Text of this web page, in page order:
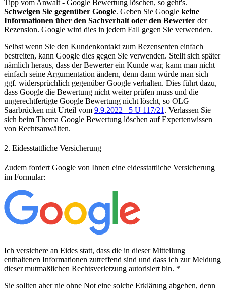
Tipp vom Anwalt - Google Bewertung löschen, so geht's.
Schweigen Sie gegenüber Google. Geben Sie Google keine
Informationen über den Sachverhalt oder den Bewerter der
Rezension. Google wird dies in jedem Fall gegen Sie verwenden.
Selbst wenn Sie den Kundenkontakt zum Rezensenten einfach
bestreiten, kann Google dies gegen Sie verwenden. Stellt sich später
nämlich heraus, dass der Bewerter ein Kunde war, kann man nicht
einfach seine Argumentation ändern, denn dann würde man sich
ggf. widersprüchlich gegenüber Google verhalten. Dies führt dazu,
dass Google die Bewertung nicht weiter prüfen muss und die
ungerechtfertigte Google Bewertung nicht löscht, so OLG
Saarbrücken mit Urteil vom 9.9.2022 –5 U 117/21 . Verlassen Sie
sich beim Thema Google Bewertung löschen auf Expertenwissen
von Rechtsanwälten.
2. Eidesstattliche Versicherung
Zudem fordert Google von Ihnen eine eidesstattliche Versicherung
im Formular:
Ich versichere an Eides statt, dass die in dieser Mitteilung
enthaltenen Informationen zutreffend sind und dass ich zur Meldung
dieser mutmaßlichen Rechtsverletzung autorisiert bin. *
Sie sollten aber nie ohne Not eine solche Erklärung abgeben, denn